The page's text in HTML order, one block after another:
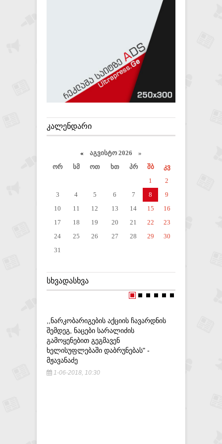
ᲙᲐᲚᲔᲜᲓᲐᲠᲘ
« აგვისტო 2026 »
ორ
სმ ოთ ხთ პრ შბ
კვ
1
2
3
4 5 6 7 8
9
10
11 12 13 14 15
16
17
18 19 20 21 22
23
24
25 26 27 28 29
30
31
ᲡᲮᲕᲐᲓᲐᲡᲮᲕᲐ
,,ᲜᲐᲠᲙᲝᲑᲐᲠᲘᲒᲔᲑᲘᲡ ᲐᲥᲪᲘᲘᲡ ᲩᲐᲕᲐᲠᲓᲜᲘᲡ
ᲨᲔᲛᲓᲔᲒ, ᲜᲐᲪᲔᲑᲘ ᲡᲐᲠᲐᲚᲘᲫᲘᲡ
ᲒᲐᲛᲝᲧᲔᲜᲔᲑᲘᲗ ᲒᲔᲒᲛᲐᲕᲔᲜ
ᲮᲔᲚᲘᲡᲣᲤᲚᲔᲑᲐᲨᲘ ᲓᲐᲑᲠᲣᲜᲔᲑᲐᲡ" -
ᲛᲟᲐᲕᲐᲜᲐᲫᲔ
1-06-2018, 10:30